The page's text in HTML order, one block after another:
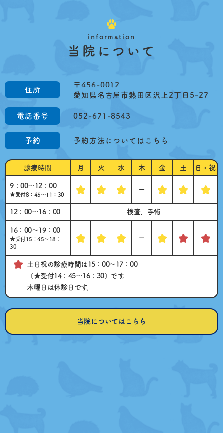
information
当院について
住所
〒456-0012
愛知県名古屋市熱田区沢上2丁目5-27
電話番号 052-671-8543
予約 予約方法についてはこちら
診療時間 月 火 水 木 金 土 日・祝
9：00～12：00
★受付8：45～11：30
ー
12：00〜16：00 検査、手術
16：00～19：00
★受付15：45～18：
30
ー
土日祝の診療時間は15：00～17：00
（★受付14：45～16：30）です。
木曜日は休診日です。
当院についてはこちら